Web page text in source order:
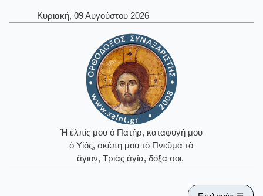
Κυριακή, 09 Αυγούστου 2026
Ἡ ἐλπίς μου ὁ Πατήρ, καταφυγή μου
ὁ Υἱός, σκέπη μου τὸ Πνεῦμα τὸ
ἅγιον, Τριὰς ἁγία, δόξα σοι.